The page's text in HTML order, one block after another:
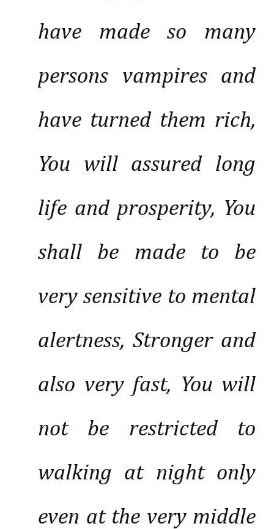
have made so many
persons vampires and
have turned them rich,
You will assured long
life and prosperity, You
shall be made to be
very sensitive to mental
alertness, Stronger and
also very fast, You will
not be restricted to
walking at night only
even at the very middle